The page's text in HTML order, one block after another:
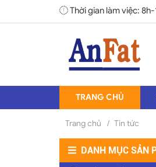
Thời gian làm việc: 8h-
TRANG CHỦ
Trang chủ / Tin tức
DANH MỤC SẢN